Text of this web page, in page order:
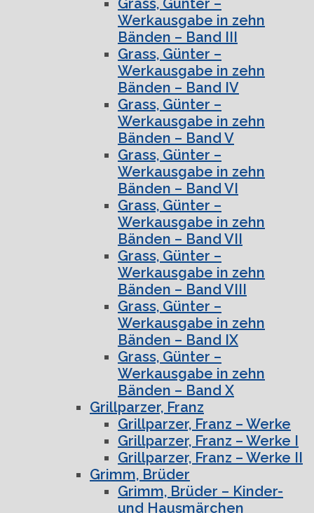
Werkausgabe in zehn
Bänden – Band III
Grass, Günter –
Werkausgabe in zehn
Bänden – Band IV
Grass, Günter –
Werkausgabe in zehn
Bänden – Band V
Grass, Günter –
Werkausgabe in zehn
Bänden – Band VI
Grass, Günter –
Werkausgabe in zehn
Bänden – Band VII
Grass, Günter –
Werkausgabe in zehn
Bänden – Band VIII
Grass, Günter –
Werkausgabe in zehn
Bänden – Band IX
Grass, Günter –
Werkausgabe in zehn
Bänden – Band X
Grillparzer, Franz
Grillparzer, Franz – Werke
Grillparzer, Franz – Werke I
Grillparzer, Franz – Werke II
Grimm, Brüder
Grimm, Brüder – Kinder-
und Hausmärchen